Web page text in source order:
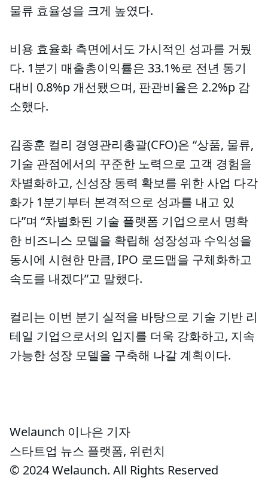
물류 효율성을 크게 높였다.
비용 효율화 측면에서도 가시적인 성과를 거뒀
다. 1분기 매출총이익률은 33.1%로 전년 동기
대비 0.8%p 개선됐으며, 판관비율은 2.2%p 감
소했다.
김종훈 컬리 경영관리총괄(CFO)은 “상품, 물류,
기술 관점에서의 꾸준한 노력으로 고객 경험을
차별화하고, 신성장 동력 확보를 위한 사업 다각
화가 1분기부터 본격적으로 성과를 내고 있
다”며 “차별화된 기술 플랫폼 기업으로서 명확
한 비즈니스 모델을 확립해 성장성과 수익성을
동시에 시현한 만큼, IPO 로드맵을 구체화하고
속도를 내겠다”고 말했다.
컬리는 이번 분기 실적을 바탕으로 기술 기반 리
테일 기업으로서의 입지를 더욱 강화하고, 지속
가능한 성장 모델을 구축해 나갈 계획이다.
Welaunch 이나은 기자
스타트업 뉴스 플랫폼, 위런치
© 2024 Welaunch. All Rights Reserved